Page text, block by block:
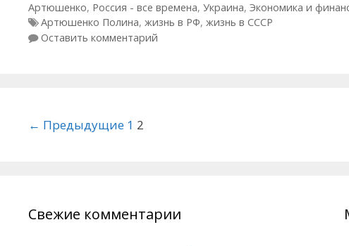
Артюшенко, Россия - все времена, Украина, Экономика и
Метки
Артюшенко Полина, жизнь в РФ, жизнь в СССР
Оставить комментарий
Навигация по статьям
← Предыдущие 1 2
Свежие комментарии